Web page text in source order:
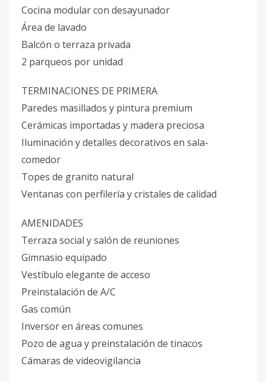
Cocina modular con desayunador
Área de lavado
Balcón o terraza privada
2 parqueos por unidad
TERMINACIONES DE PRIMERA
Paredes masillados y pintura premium
Cerámicas importadas y madera preciosa
Iluminación y detalles decorativos en sala-
comedor
Topes de granito natural
Ventanas con perfilería y cristales de calidad
AMENIDADES
Terraza social y salón de reuniones
Gimnasio equipado
Vestíbulo elegante de acceso
Preinstalación de A/C
Gas común
Inversor en áreas comunes
Pozo de agua y preinstalación de tinacos
Cámaras de videovigilancia